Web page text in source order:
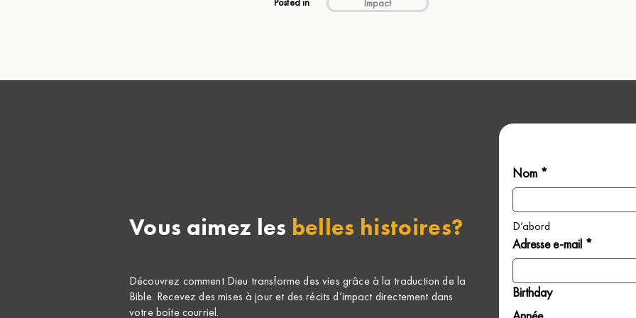
Impact
Vous aimez les belles histoires?
Découvrez comment Dieu transforme des vies grâce à la traduction de la
Bible. Recevez des mises à jour et des récits d’impact directement dans
votre boîte courriel.
Nom *
D’abord
Adresse e-mail *
Birthday